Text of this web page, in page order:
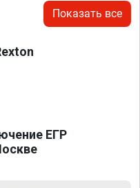
Показать все
ЕГР